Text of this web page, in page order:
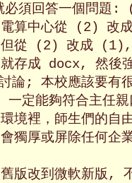
必須回答一個問
電算中心從 (2)
但從 (2) 改成 (1),
存成 docx, 然後
論; 本校應該要有
定能夠符合主任
境裡，師生們的自
獨厚或屏除任何企
版改到微軟新版,